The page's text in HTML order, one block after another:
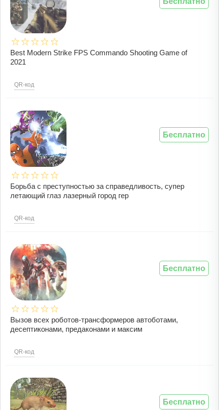
Best Modern Strike FPS Commando Shooting Game of
2021
QR-код
Борьба с преступностью за справедливость, супер
летающий глаз лазерный город гер
QR-код
Бесплатно
Вызов всех роботов-трансформеров автоботами,
десептиконами, предаконами и максим
QR-код
Бесплатно
Бесплатно